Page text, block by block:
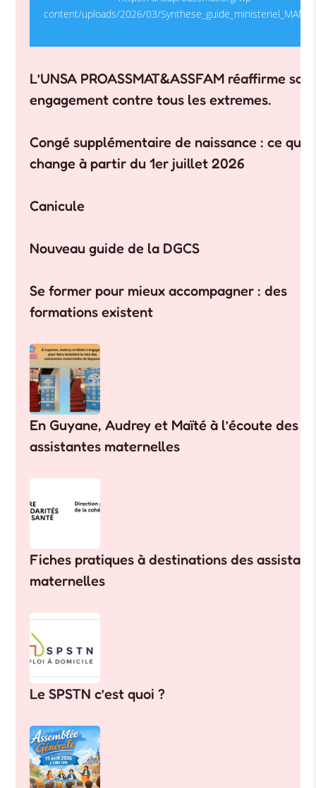
content/uploads/2026/03/
L’UNSA PROASSMAT&ASSFAM réaffirme son
engagement contre tous les extremes.
Congé supplémentaire de naissance : ce qui
change à partir du 1er juillet 2026
Canicule
Nouveau guide de la DGCS
Se former pour mieux accompagner : des
formations existent
En Guyane, Audrey et Maïté à l’écoute des
assistantes maternelles
Fiches pratiques à destinations des
maternelles
Le SPSTN c’est quoi ?